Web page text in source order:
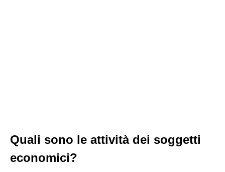
Quali sono le attività dei soggetti
economici?